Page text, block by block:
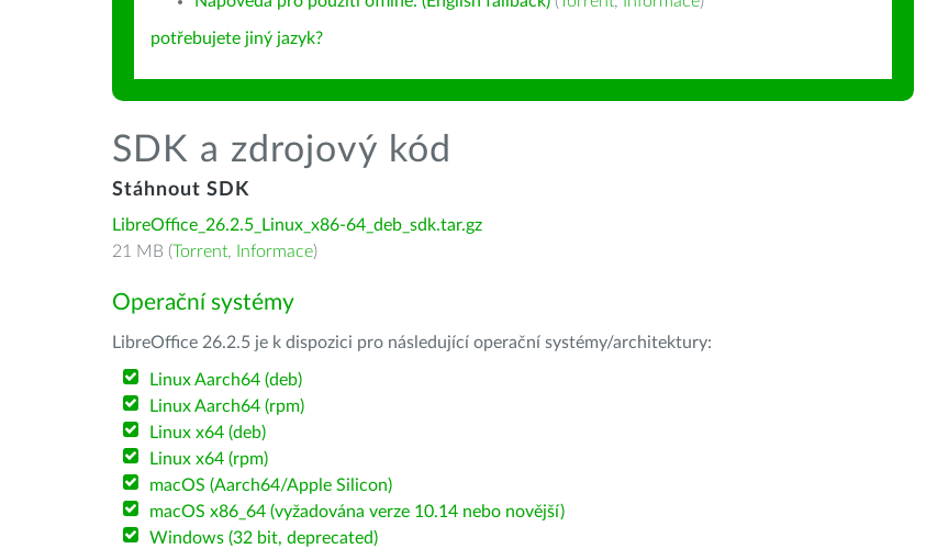
potřebujete jiný jazyk?
SDK a zdrojový kód
Stáhnout SDK
LibreOffice_26.2.5_Linux_x86-64_deb_sdk.tar.gz
21 MB (Torrent, Informace)
Operační systémy
LibreOffice 26.2.5 je k dispozici pro následující operační systémy/architektury:
Linux Aarch64 (deb)
Linux Aarch64 (rpm)
Linux x64 (deb)
Linux x64 (rpm)
macOS (Aarch64/Apple Silicon)
macOS x86_64 (vyžadována verze 10.14 nebo novější)
Windows (32 bit, deprecated)